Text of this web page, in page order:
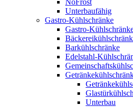
NoFrost
Unterbaufähig
Gastro-Kühlschränke
Gastro-
Barkühlschränke
Edelstahl-
Unterbau